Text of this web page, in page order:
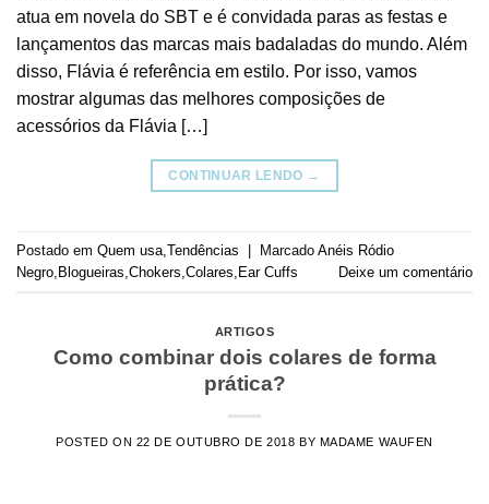
atua em novela do SBT e é convidada paras as festas e
lançamentos das marcas mais badaladas do mundo. Além
disso, Flávia é referência em estilo. Por isso, vamos
mostrar algumas das melhores composições de
acessórios da Flávia […]
CONTINUAR LENDO →
Postado em Quem usa Tendências | Marcado Anéis Ródio
Negro Blogueiras Chokers Colares Ear Cuffs Deixe um comentário
ARTIGOS
Como combinar dois colares de forma
prática?
POSTED ON 22 DE OUTUBRO DE 2018 BY MADAME WAUFEN